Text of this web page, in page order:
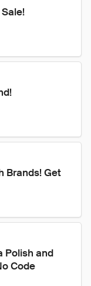
Brands! Get
Polish and
Code